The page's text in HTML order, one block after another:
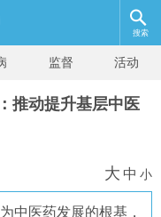
搜索
监督 活动
推动提升基层中医
大 中 小
中医药发展的根基，